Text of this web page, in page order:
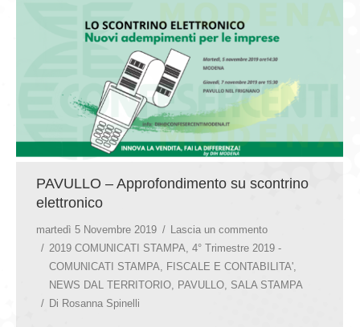
COMUNICATI E NEWS
CONTATTI
PAVULLO – Approfondimento su scontrino
elettronico
martedì 5 Novembre 2019
Lascia un commento
2019 COMUNICATI STAMPA, 4° Trimestre 2019 -
COMUNICATI STAMPA, FISCALE E CONTABILITA',
NEWS DAL TERRITORIO, PAVULLO, SALA STAMPA
Di Rosanna Spinelli